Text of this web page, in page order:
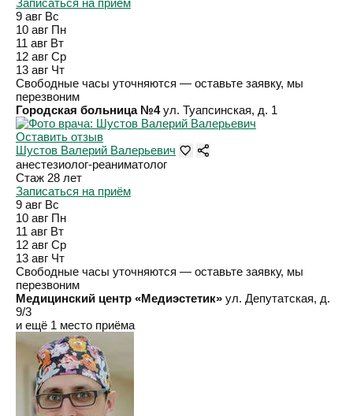
Записаться на приём
9 авг Вс
10 авг Пн
11 авг Вт
12 авг Ср
13 авг Чт
Свободные часы уточняются — оставьте заявку, мы
перезвоним
Городская больница №4 ул. Туапсинская, д. 1
Оставить отзыв
Шустов Валерий Валерьевич
анестезиолог-реаниматолог
Стаж 28 лет
Записаться на приём
9 авг Вс
10 авг Пн
11 авг Вт
12 авг Ср
13 авг Чт
Свободные часы уточняются — оставьте заявку, мы
перезвоним
Медицинский центр «Медиэстетик» ул. Депутатская, д.
9/3
и ещё 1 место приёма